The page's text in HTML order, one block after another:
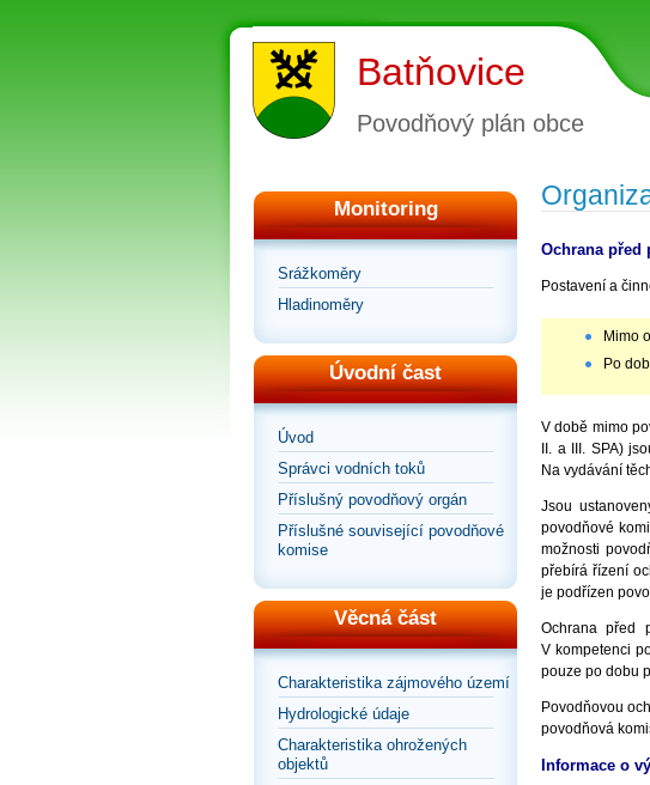
Batňovice
Povodňový plán obce
Monitoring
Srážkoměry
Hladinoměry
Úvodní čast
Úvod
Správci vodních toků
Příslušný povodňový orgán
Příslušné související povodňové
komise
Věcná část
Charakteristika zájmového území
Hydrologické údaje
Charakteristika ohrožených
objektů
Ochrana před
Postavení a
Mimo
Po
V době mimo
II. a III. SPA)
Na vydávání
Jsou
povodňové
možnosti
přebírá řízení
je podřízen
Ochrana před
V kompetenci
pouze po dobu
Povodňovou
povodňová
Informace o